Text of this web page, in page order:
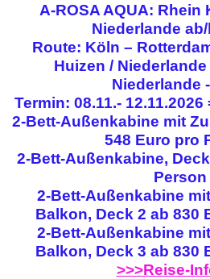
A-ROSA AQUA: Rhein
Niederlande
Route: Köln –
Huizen /
Niederlande
Termin: 08.11.- 12.11.2026
2-Bett-Außenkabine mit
548 Euro pro
2-Bett-Außenkabine,
Person
2-Bett-Außenkabine
Balkon, Deck 2 ab 830
2-Bett-Außenkabine
Balkon, Deck 3 ab 830
>>>Reise-